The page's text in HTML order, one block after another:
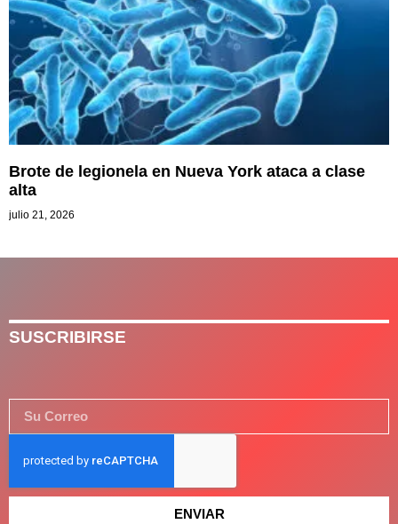
Brote de legionela en Nueva York ataca a clase
alta
julio 21, 2026
SUSCRIBIRSE
ENVIAR